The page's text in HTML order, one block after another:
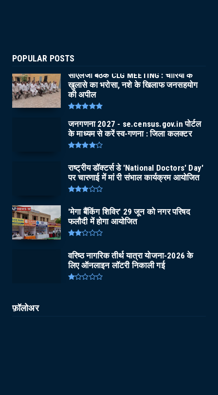
POPULAR POSTS
सीएलजी बैठक CLG MEETING : चोरियों के
खुलासे का भरोसा, नशे के खिलाफ जनसहयोग
की अपील
जनगणना 2027 - se.census.gov.in पोर्टल
के माध्यम से करें स्व-गणना : जिला कलक्टर
राष्ट्रीय डॉक्टर्स डे 'National Doctors' Day'
पर चारणाई में मां री संभाल कार्यक्रम आयोजित
'मेगा बैंकिंग शिविर' 29 जून को नगर परिषद
फलौदी में होगा आयोजित
वरिष्ठ नागरिक तीर्थ यात्रा योजना-2026 के
लिए ऑनलाइन लॉटरी निकाली गई
फ़ॉलोअर